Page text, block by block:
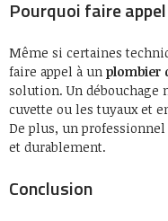
Pourquoi faire
Même si certaines
faire appel à un plombier
solution. Un débouchage
cuvette ou les tuyaux et
De plus, un
et durablement.
Conclusion